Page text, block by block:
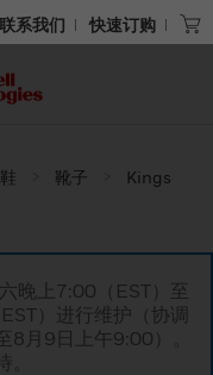
联系我们 快速订购
靴子
Kings
晚上7:00（EST）至
）进行维护（协调
月9日上午9:00）。